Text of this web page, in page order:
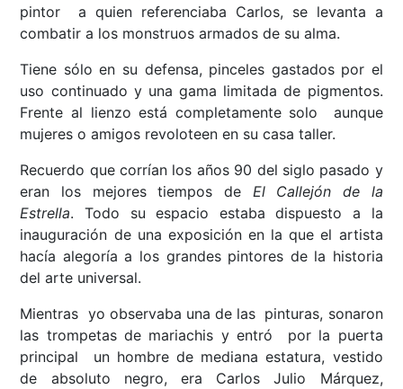
pintor a quien referenciaba Carlos, se levanta a
combatir a los monstruos armados de su alma.
Tiene sólo en su defensa, pinceles gastados por el
uso continuado y una gama limitada de pigmentos.
Frente al lienzo está completamente solo aunque
mujeres o amigos revoloteen en su casa taller.
Recuerdo que corrían los años 90 del siglo pasado y
eran los mejores tiempos de El Callejón de la
Estrella. Todo su espacio estaba dispuesto a la
inauguración de una exposición en la que el artista
hacía alegoría a los grandes pintores de la historia
del arte universal.
Mientras yo observaba una de las pinturas, sonaron
las trompetas de mariachis y entró por la puerta
principal un hombre de mediana estatura, vestido
de absoluto negro, era Carlos Julio Márquez,